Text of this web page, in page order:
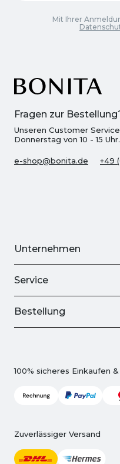
Fragen zur
Unseren Customer
Donnerstag von 10 - 15 Uhr.
e-shop@bonita.de +49
Mit Ihrer
Unternehmen
Service
Bestellung
100% sicheres Einkaufen
Zuverlässiger Versand